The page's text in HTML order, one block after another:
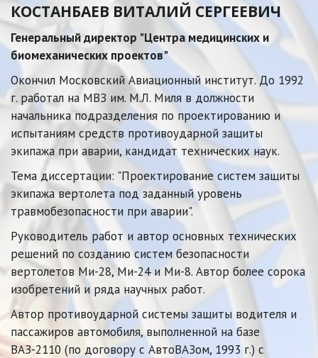
КОСТАНБАЕВ ВИТАЛИЙ СЕРГЕЕВИЧ
Генеральный директор "Центра медицинских и
биомеханических проектов"
Окончил Московский Авиационный институт. До 1992
г. работал на МВЗ им. М.Л. Миля в должности
начальника подразделения по проектированию и
испытаниям средств противоударной защиты
экипажа при аварии, кандидат технических наук.
Тема диссертации: "Проектирование систем защиты
экипажа вертолета под заданный уровень
травмобезопасности при аварии".
Руководитель работ и автор основных технических
решений по созданию систем безопасности
вертолетов Ми-28, Ми-24 и Ми-8. Автор более сорока
изобретений и ряда научных работ.
Автор противоударной системы защиты водителя и
пассажиров автомобиля, выполненной на базе
ВАЗ-2110 (по договору с АвтоВАЗом, 1993 г.) с